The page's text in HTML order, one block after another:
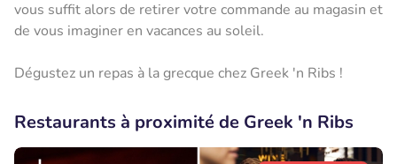
vous suffit alors de retirer votre commande au magasin et
de vous imaginer en vacances au soleil.
Dégustez un repas à la grecque chez Greek 'n Ribs !
Restaurants à proximité de Greek 'n Ribs